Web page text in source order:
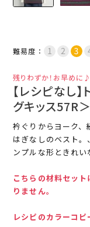
難易度：
残りわずか！お早めに♪
【レシピなし
グキッス57R
衿ぐりからヨーク、
はぎなしのベスト
ンプルな形ときれい
こちらの材料セッ
りません。
レシピのカラーコ